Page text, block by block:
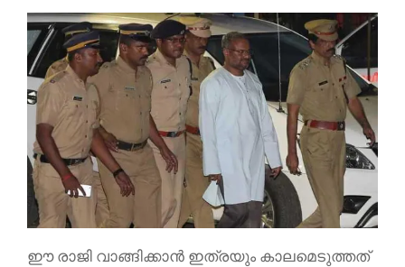
ഈ രാജി വാങ്ങിക്കാൻ ഇത്രയും കാലമെടുത്തത്